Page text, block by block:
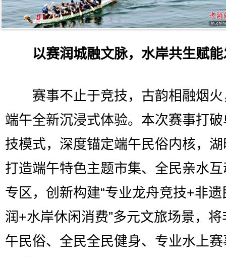
以赛润城融文脉，水岸共生赋
赛事不止于竞技，古韵相融烟火
端午全新沉浸式体验。本次赛事打
技模式，深度锚定端午民俗内核，
打造端午特色主题市集、全民亲水
专区，创新构建“专业龙舟竞技+非
润+水岸休闲消费”多元文旅场景，
午民俗、全民全民健身、专业水上